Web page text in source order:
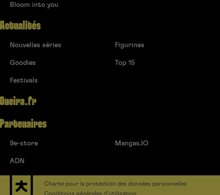
Bloom into you
Actualités
Nouvelles séries
Goodies
Festivals
Figurines
Top 15
Oneira.fr
Partenaires
9e-store
ADN
Mangas.IO
Charte pour la protection des données personnelles
Conditions générales d’utilisation